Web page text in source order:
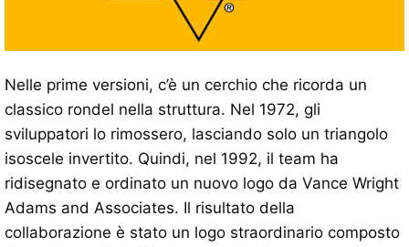
Nelle prime versioni, c’è un cerchio che ricorda un
classico rondel nella struttura. Nel 1972, gli
sviluppatori lo rimossero, lasciando solo un triangolo
isoscele invertito. Quindi, nel 1992, il team ha
ridisegnato e ordinato un nuovo logo da Vance Wright
Adams and Associates. Il risultato della
collaborazione è stato un logo straordinario composto